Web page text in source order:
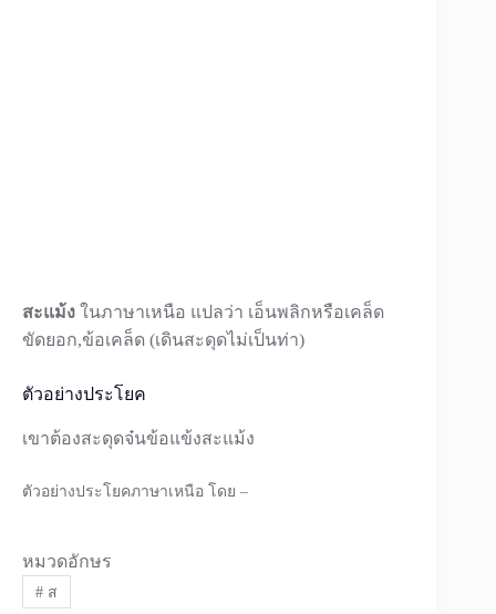
สะแม้ง ในภาษาเหนือ แปลว่า เอ็นพลิกหรือเคล็ด
ขัดยอก,ข้อเคล็ด (เดินสะดุดไม่เป็นท่า)
ตัวอย่างประโยค
เขาต้องสะดุดจ๋นข้อแข้งสะแม้ง
ตัวอย่างประโยคภาษาเหนือ โดย –
หมวดอักษร
#ส